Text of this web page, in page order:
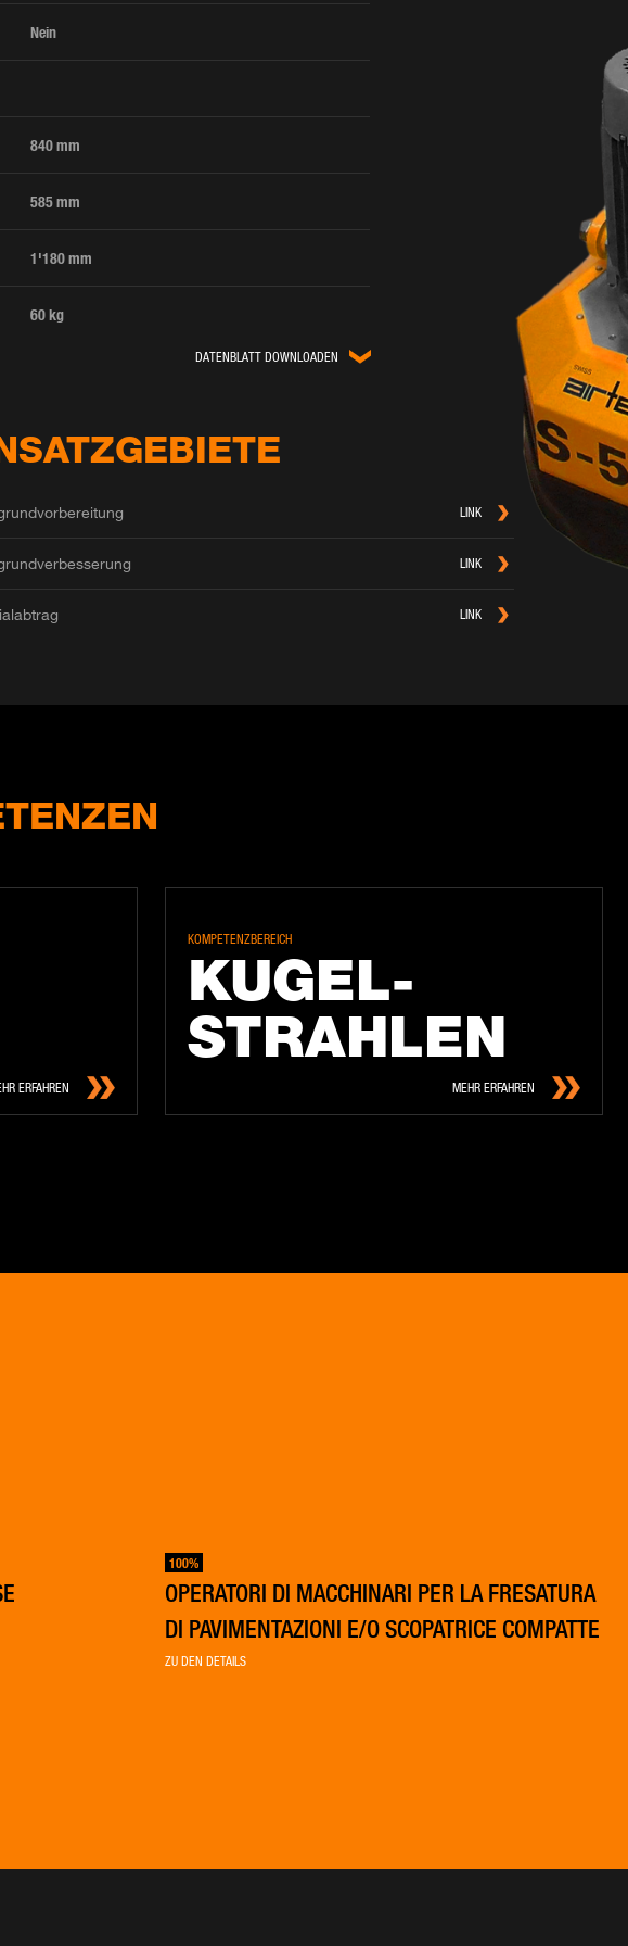
Nein
840 mm
585 mm
1'180 mm
60 kg
DATENBLATT DOWNLOADEN
LINK
LINK
LINK
ERFAHREN
KOMPETENZBEREICH
KU­GEL­
STRAH­LEN
MEHR ERFAHREN
100%
OPERATORI DI MACCHINARI PER LA FRESATURA
DI PAVIMENTAZIONI E/O SCOPATRICE COMPATTE
ZU DEN DETAILS